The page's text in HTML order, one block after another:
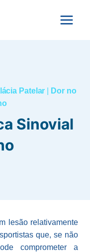
Patelar
Dor no
Sinovial
lesão relativamente
que, se não
comprometer a